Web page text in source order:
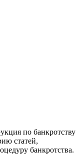
по банкротству
статей,
банкротства.